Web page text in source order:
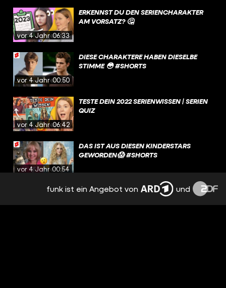
vor 4 Jahren06:33
ERKENNST DU DEN SERIENCHARAKTER
AM VORSATZ? 🤔
vor 4 Jahren00:50
DIESE CHARAKTERE HABEN DIESELBE
STIMME 😳 #SHORTS
vor 4 Jahren06:42
TESTE DEIN 2022 SERIENWISSEN | SERIEN
QUIZ
vor 4 Jahren00:54
DAS IST AUS DIESEN KINDERSTARS
GEWORDEN😱 #SHORTS
WAS IST EIGENTLICH AUS DEN HARRY
POTTER STARS GEWORDEN?
funk ist ein Angebot von und